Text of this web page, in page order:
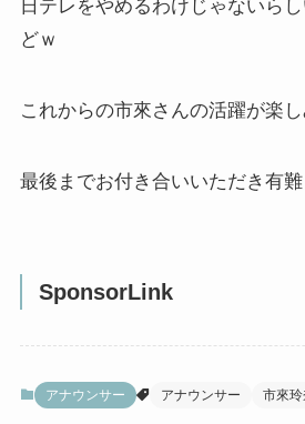
日テレをやめるわけじゃないら
どｗ
これからの市來さんの活躍が楽
最後までお付き合いいただき有
SponsorLink
アナウンサー アナウンサー 市來